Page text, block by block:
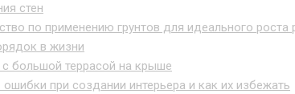
стен
по применению грунтов для идеального роста
в жизни
большой террасой на крыше
при создании интерьера и как их избежать